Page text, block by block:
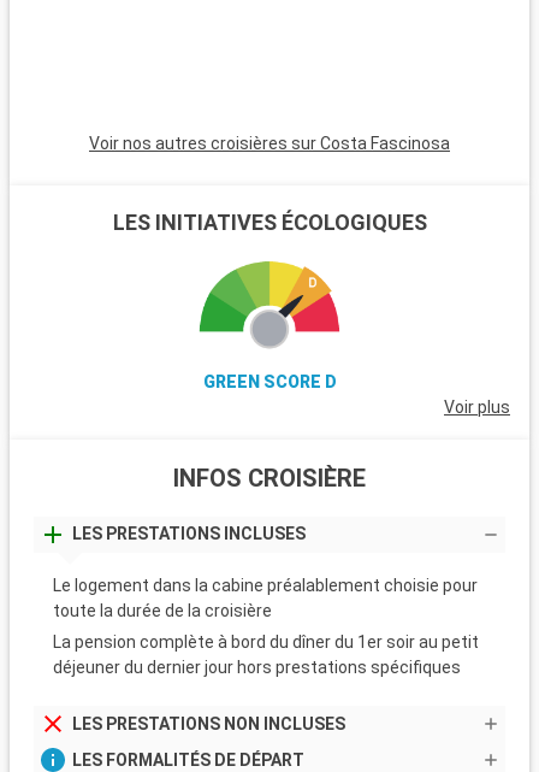
Voir nos autres croisières sur Costa Fascinosa
LES INITIATIVES ÉCOLOGIQUES
GREEN SCORE D
Voir plus
INFOS CROISIÈRE
LES PRESTATIONS INCLUSES
Le logement dans la cabine préalablement choisie pour
toute la durée de la croisière
La pension complète à bord du dîner du 1er soir au petit
déjeuner du dernier jour hors prestations spécifiques
LES PRESTATIONS NON INCLUSES
LES FORMALITÉS DE DÉPART